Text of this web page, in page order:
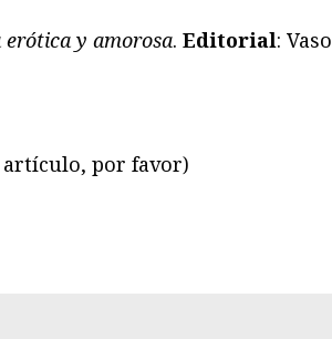
erótica y amorosa. Editorial: Vaso
artículo, por favor)